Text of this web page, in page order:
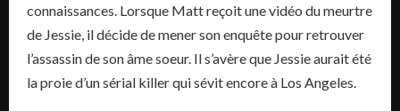
connaissances. Lorsque Matt reçoit une vidéo du meurtre
de Jessie, il décide de mener son enquête pour retrouver
l’assassin de son âme soeur. Il s’avère que Jessie aurait été
la proie d’un sérial killer qui sévit encore à Los Angeles.